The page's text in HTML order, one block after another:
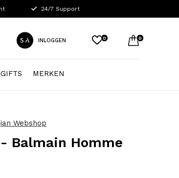
GIFTS MERKEN
INLOGGEN 0 0
24/7 Support
Webshop
Balmain Homme